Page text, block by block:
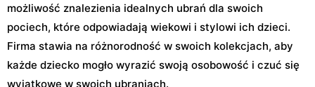
możliwość znalezienia idealnych ubrań dla swoich
pociech, które odpowiadają wiekowi i stylowi ich dzieci.
Firma stawia na różnorodność w swoich kolekcjach, aby
każde dziecko mogło wyrazić swoją osobowość i czuć się
wyjątkowe w swoich ubraniach.